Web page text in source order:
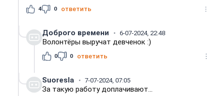
4 0 ответить
Доброго времени 6-07-2024, 22:48
Волонтёры выручат девченок :)
0 0 ответить
Suoresla 7-07-2024, 07:05
За такую работу доплачивают...